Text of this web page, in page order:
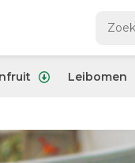
Leibomen